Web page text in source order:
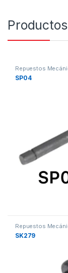
Repuestos
SP04
Repuestos
SK279